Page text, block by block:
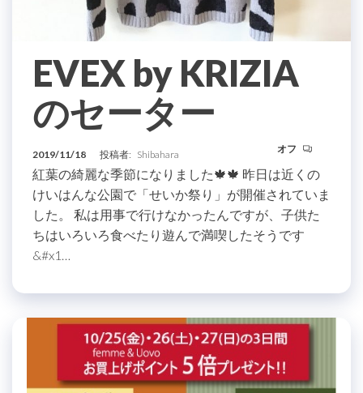
EVEX by KRIZIA
のセーター
2019/11/18 投稿者: Shibahara オフ
紅葉の綺麗な季節になりました🍁🍁 昨日は近くの
けいはんな公園で「せいか祭り」が開催されていま
した。 私は用事で行けなかったんですが、子供た
ちはいろいろ食べたり遊んで満喫したそうです
&#x1…